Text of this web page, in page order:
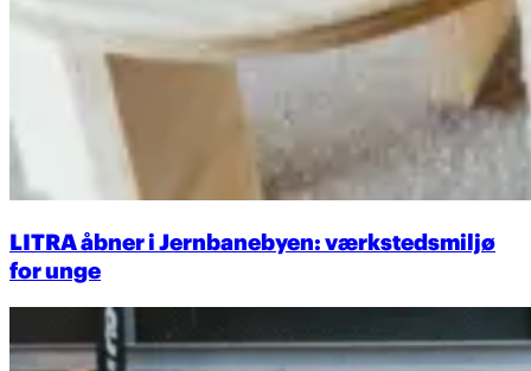
LITRA åbner i Jernbanebyen: værkstedsmiljø
for unge